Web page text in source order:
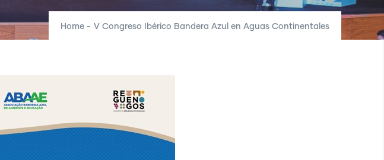
Home - V Congreso Ibérico Bandera Azul en Aguas Continentales